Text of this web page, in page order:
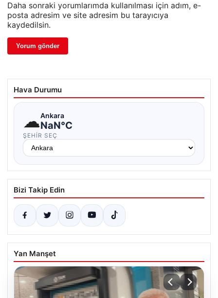
Daha sonraki yorumlarımda kullanılması için adım, e-
posta adresim ve site adresim bu tarayıcıya
kaydedilsin.
Hava Durumu
☁Ankara
NaN°C
ŞEHIR SEÇ
Bizi Takip Edin
Yan Manşet